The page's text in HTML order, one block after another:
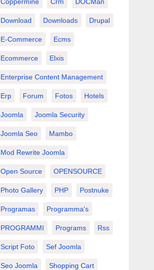
Download Downloads Drupal
E-Commerce Ecms
Ecommerce Elxis
Enterprise Content Management
Erp Forum Fotos Hotels
Joomla Joomla Security
Joomla Seo Mambo
Mod Rewrite Joomla
Open Source OPENSOURCE
Photo Gallery PHP Postnuke
Programas Programma's
PROGRAMMI Programs Rss
Script Foto Sef Joomla
Seo Joomla Shopping Cart